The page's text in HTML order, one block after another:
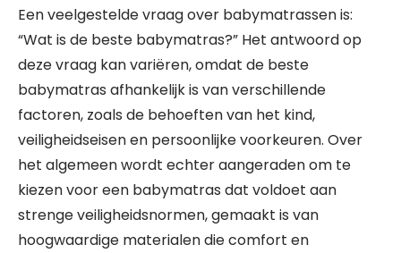
Een veelgestelde vraag over babymatrassen is:
“Wat is de beste babymatras?” Het antwoord op
deze vraag kan variëren, omdat de beste
babymatras afhankelijk is van verschillende
factoren, zoals de behoeften van het kind,
veiligheidseisen en persoonlijke voorkeuren. Over
het algemeen wordt echter aangeraden om te
kiezen voor een babymatras dat voldoet aan
strenge veiligheidsnormen, gemaakt is van
hoogwaardige materialen die comfort en